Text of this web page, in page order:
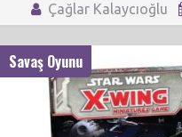
Çağlar Kalaycıoğlu
Savaş Oyunu